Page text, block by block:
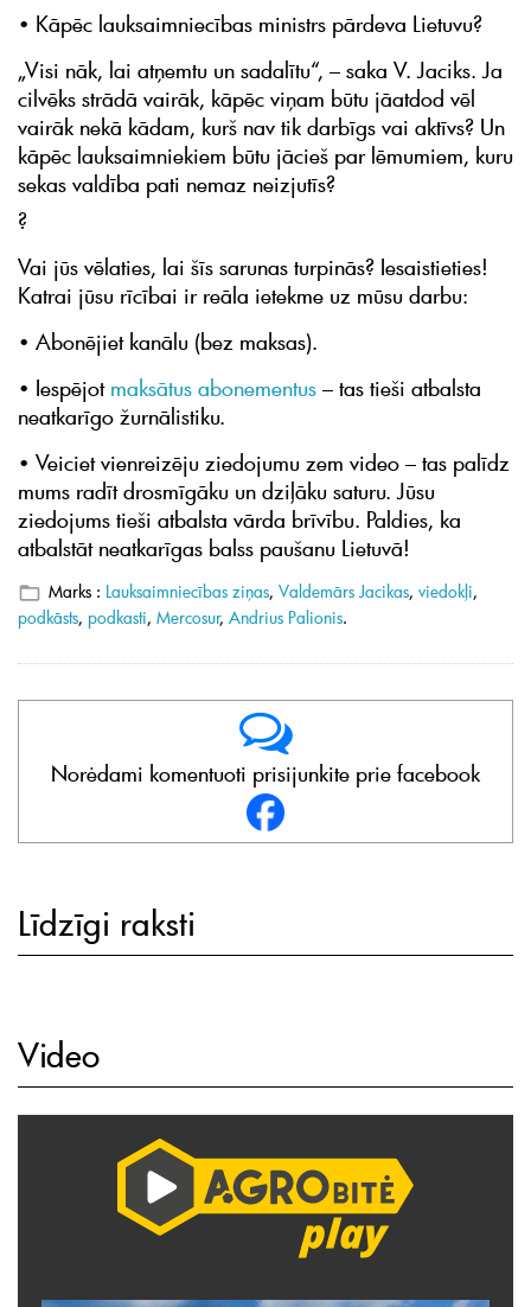
• Kāpēc lauksaimniecības ministrs pārdeva Lietuvu?
„Visi nāk, lai atņemtu un sadalītu“, – saka V. Jaciks. Ja
cilvēks strādā vairāk, kāpēc viņam būtu jāatdod vēl
vairāk nekā kādam, kurš nav tik darbīgs vai aktīvs? Un
kāpēc lauksaimniekiem būtu jācieš par lēmumiem, kuru
sekas valdība pati nemaz neizjutīs?
?
Vai jūs vēlaties, lai šīs sarunas turpinās? Iesaistieties!
Katrai jūsu rīcībai ir reāla ietekme uz mūsu darbu:
• Abonējiet kanālu (bez maksas).
• Iespējot maksātus abonementus – tas tieši atbalsta
neatkarīgo žurnālistiku.
• Veiciet vienreizēju ziedojumu zem video – tas palīdz
mums radīt drosmīgāku un dziļāku saturu. Jūsu
ziedojums tieši atbalsta vārda brīvību. Paldies, ka
atbalstāt neatkarīgas balss paušanu Lietuvā!
Marks : Lauksaimniecības ziņas, Valdemārs Jacikas, viedokļi,
podkāsts, podkasti, Mercosur, Andrius Palionis.
Norėdami komentuoti prisijunkite prie facebook
Līdzīgi raksti
Video